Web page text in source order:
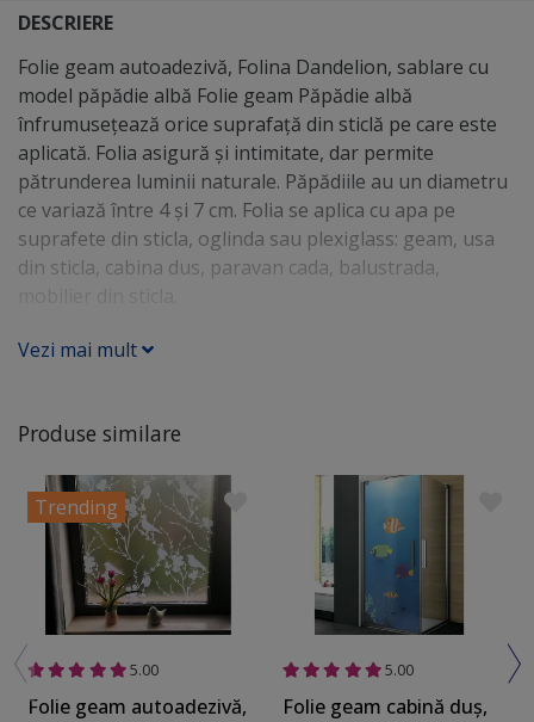
DESCRIERE
Folie geam autoadezivă, Folina Dandelion, sablare cu
model păpădie albă Folie geam Păpădie albă
înfrumusețează orice suprafață din sticlă pe care este
aplicată. Folia asigură și intimitate, dar permite
pătrunderea luminii naturale. Păpădiile au un diametru
ce variază între 4 și 7 cm. Folia se aplica cu apa pe
suprafete din sticla, oglinda sau plexiglass: geam, usa
din sticla, cabina dus, paravan cada, balustrada,
Vezi mai mult
Produse similare
Trending
5.00
Folie geam autoadezivă,
5.00
Folie geam cabină duş,